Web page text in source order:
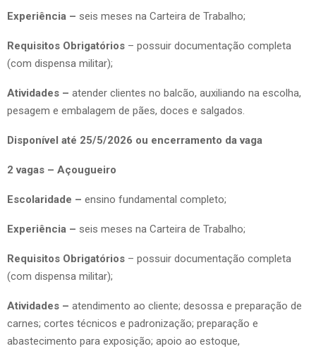
Experiência – seis meses na Carteira de Trabalho;
Requisitos Obrigatórios – possuir documentação completa
(com dispensa militar);
Atividades – atender clientes no balcão, auxiliando na escolha,
pesagem e embalagem de pães, doces e salgados.
Disponível até 25/5/2026 ou encerramento da vaga
2 vagas – Açougueiro
Escolaridade – ensino fundamental completo;
Experiência – seis meses na Carteira de Trabalho;
Requisitos Obrigatórios – possuir documentação completa
(com dispensa militar);
Atividades – atendimento ao cliente; desossa e preparação de
carnes; cortes técnicos e padronização; preparação e
abastecimento para exposição; apoio ao estoque,